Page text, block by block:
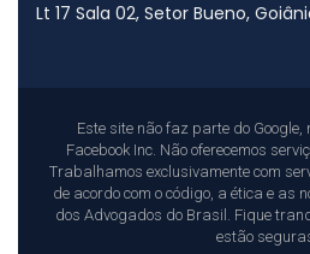
Lt 17 Sala 02, Setor Bueno,
Este site não faz parte do Google,
Facebook Inc. Não oferecemos
Trabalhamos exclusivamente com
de acordo com o código, a ética e as
dos Advogados do Brasil. Fique
estão